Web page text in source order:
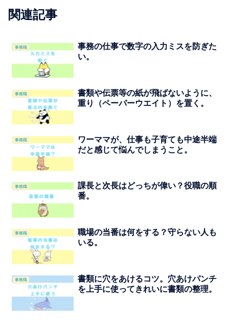
関連記事
事務職
事務の仕事で数字の入力ミスを防ぎた
い。
事務職
書類や伝票等の紙が飛ばないように、
重り（ペーパーウエイト）を置く。
事務職
ワーママが、仕事も子育ても中途半端
だと感じて悩んでしまうこと。
事務職
課長と次長はどっちが偉い？役職の順
番。
事務職
職場の当番は何をする？守らない人も
いる。
事務職
書類に穴をあけるコツ。穴あけパンチ
を上手に使ってきれいに書類の整理。